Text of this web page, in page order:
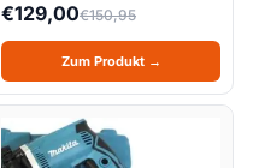
€129,00€150,95
Zum Produkt →